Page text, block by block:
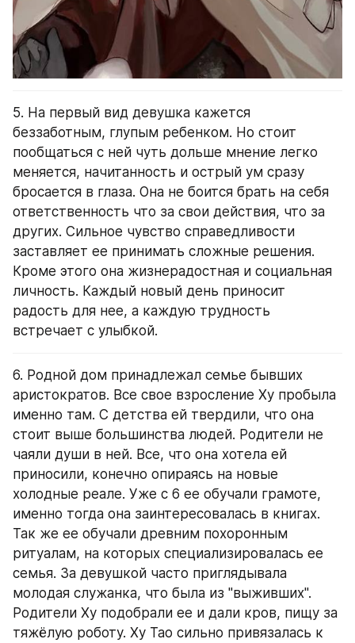
5. На первый вид девушка кажется
беззаботным, глупым ребенком. Но стоит
пообщаться с ней чуть дольше мнение легко
меняется, начитанность и острый ум сразу
бросается в глаза. Она не боится брать на себя
ответственность что за свои действия, что за
других. Сильное чувство справедливости
заставляет ее принимать сложные решения.
Кроме этого она жизнерадостная и социальная
личность. Каждый новый день приносит
радость для нее, а каждую трудность
встречает с улыбкой.
6. Родной дом принадлежал семье бывших
аристократов. Все свое взросление Ху пробыла
именно там. С детства ей твердили, что она
стоит выше большинства людей. Родители не
чаяли души в ней. Все, что она хотела ей
приносили, конечно опираясь на новые
холодные реале. Уже с 6 ее обучали грамоте,
именно тогда она заинтересовалась в книгах.
Так же ее обучали древним похоронным
ритуалам, на которых специализировалась ее
семья. За девушкой часто приглядывала
молодая служанка, что была из "выживших".
Родители Ху подобрали ее и дали кров, пищу за
тяжёлую роботу. Ху Тао сильно привязалась к